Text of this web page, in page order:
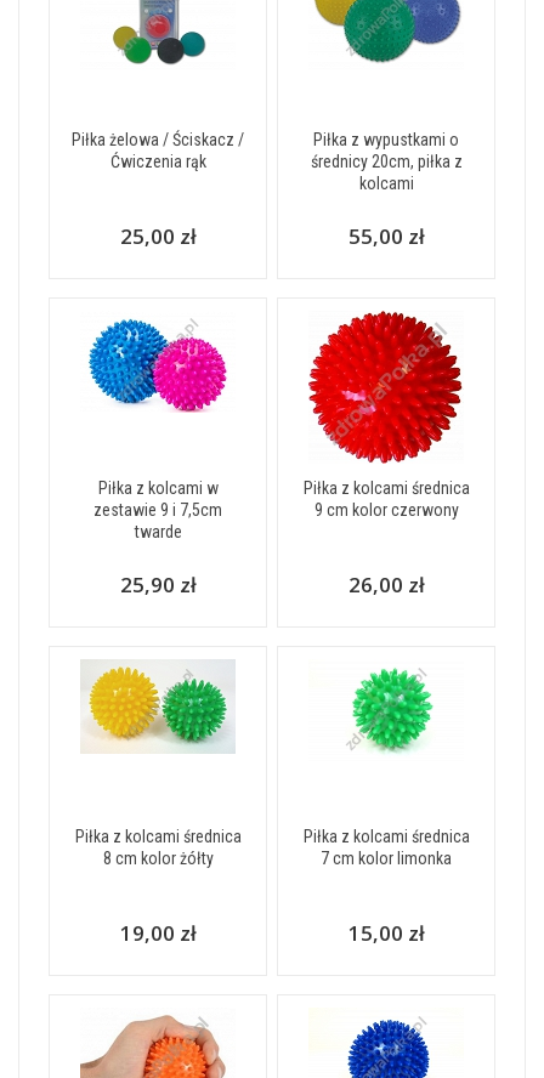
Piłka żelowa / Ściskacz /
Ćwiczenia rąk
25,00 zł
Piłka z wypustkami o
średnicy 20cm, piłka z
kolcami
55,00 zł
Piłka z kolcami w
zestawie 9 i 7,5cm
twarde
25,90 zł
Piłka z kolcami średnica
9 cm kolor czerwony
26,00 zł
Piłka z kolcami średnica
8 cm kolor żółty
19,00 zł
Piłka z kolcami średnica
7 cm kolor limonka
15,00 zł